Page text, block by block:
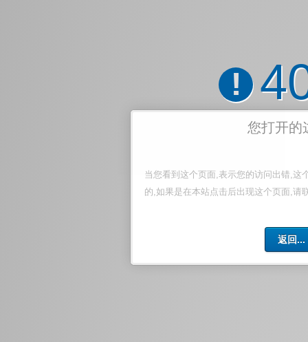
!
您打开的
当您看到这个页面,表示您的访问出错,这
的,如果是在本站点击后出现这个页面,请
返回...